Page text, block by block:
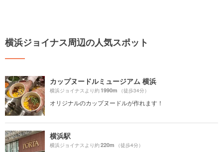
横浜ジョイナス周辺の人気スポット
カップヌードルミュージアム 横浜
横浜ジョイナスより約1990m （徒歩34分）
オリジナルのカップヌードルが作れます！
横浜駅
横浜ジョイナスより約220m （徒歩4分）